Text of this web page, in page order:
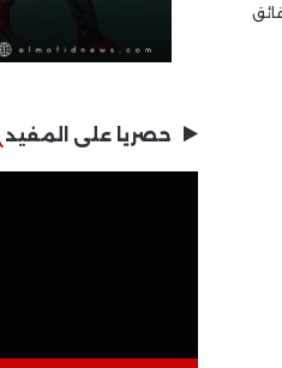
حصريا على المفيد